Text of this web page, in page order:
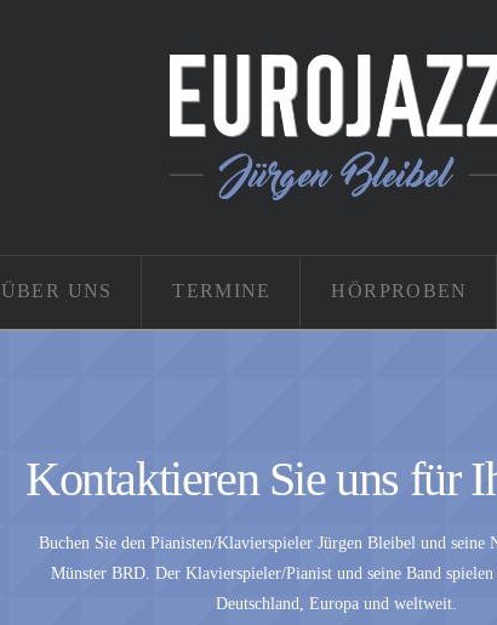
ÜBER UNS TERMINE HÖRPROBEN
Kontaktieren Sie uns für
Buchen Sie den Pianisten/Klavierspieler Jürgen Bleibel und seine
Münster BRD. Der Klavierspieler/Pianist und seine Band
Deutschland, Europa und weltweit.